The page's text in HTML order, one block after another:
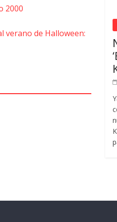
2000
verano de Halloween: